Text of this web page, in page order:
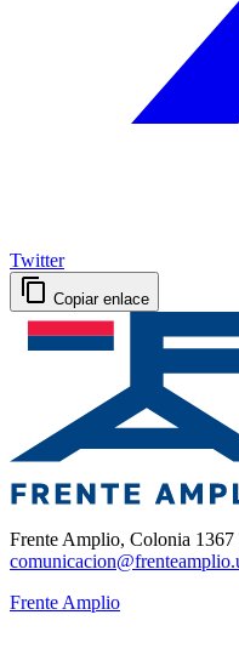
Twitter
Copiar enlace
Frente Amplio, Colonia
Frente Amplio